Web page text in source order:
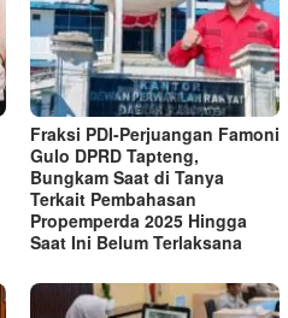
Fraksi PDI-Perjuangan Famoni
Gulo DPRD Tapteng,
Bungkam Saat di Tanya
Terkait Pembahasan
Propemperda 2025 Hingga
Saat Ini Belum Terlaksana